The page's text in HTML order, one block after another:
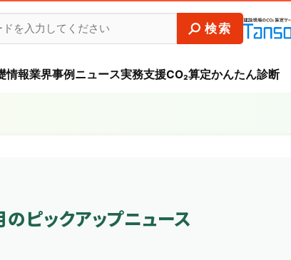
情報業界事例 ニュース実務支援CO₂算定かんたん診断
ピックアップニュース